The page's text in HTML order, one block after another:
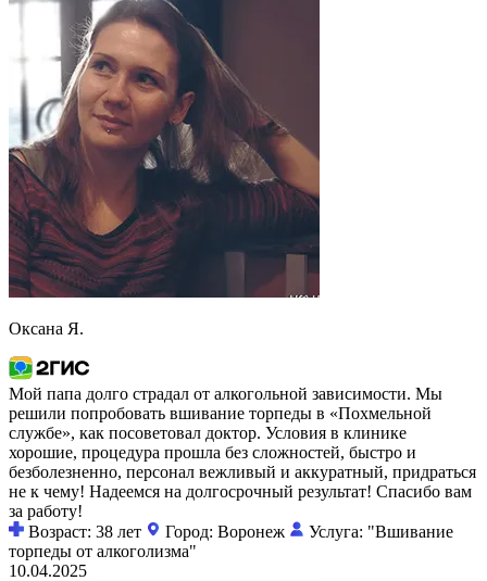
Оксана Я.
Мой папа долго страдал от алкогольной зависимости. Мы
решили попробовать вшивание торпеды в «Похмельной
службе», как посоветовал доктор. Условия в клинике
хорошие, процедура прошла без сложностей, быстро и
безболезненно, персонал вежливый и аккуратный, придраться
не к чему! Надеемся на долгосрочный результат! Спасибо вам
за работу!
Возраст: 38 лет
Город: Воронеж
Услуга: "Вшивание
торпеды от алкоголизма"
10.04.2025